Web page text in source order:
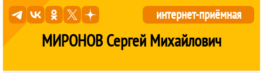
МИРОНОВ Сергей Михайлович
интернет-приёмная